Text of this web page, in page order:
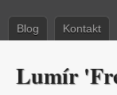
Blog Kontakt
Lumír